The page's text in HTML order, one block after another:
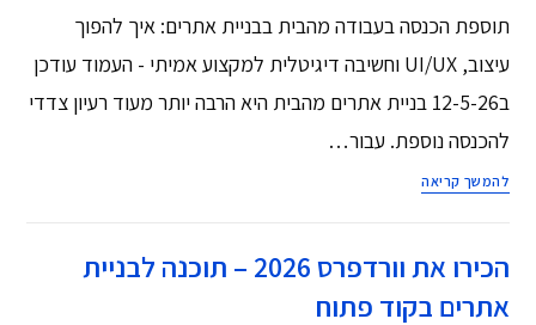
תוספת הכנסה בעבודה מהבית בבניית אתרים: איך להפוך
עיצוב, UI/UX וחשיבה דיגיטלית למקצוע אמיתי - העמוד עודכן
ב12-5-26 בניית אתרים מהבית היא הרבה יותר מעוד רעיון צדדי
להכנסה נוספת. עבור…
להמשך קריאה
הכירו את וורדפרס 2026 – תוכנה לבניית
אתרים בקוד פתוח